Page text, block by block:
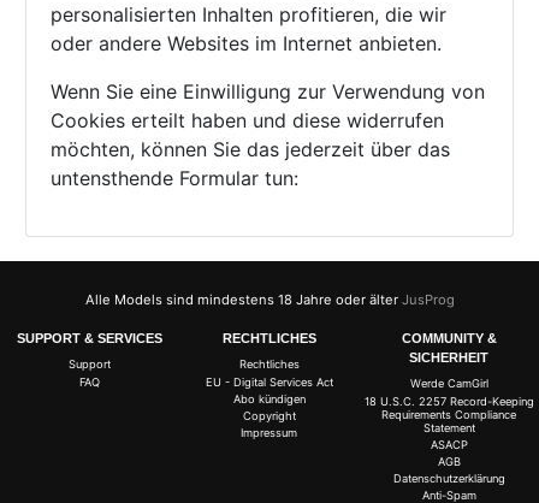
personalisierten Inhalten profitieren, die wir
oder andere Websites im Internet anbieten.
Wenn Sie eine Einwilligung zur Verwendung von
Cookies erteilt haben und diese widerrufen
möchten, können Sie das jederzeit über das
untensthende Formular tun:
Alle Models sind mindestens 18 Jahre oder älter JusProg
SUPPORT & SERVICES
Support
FAQ
RECHTLICHES
Rechtliches
EU - Digital Services Act
Abo kündigen
Copyright
Impressum
COMMUNITY &
SICHERHEIT
Werde CamGirl
18 U.S.C. 2257 Record-Keeping
Requirements Compliance
Statement
ASACP
AGB
Datenschutzerklärung
Anti-Spam